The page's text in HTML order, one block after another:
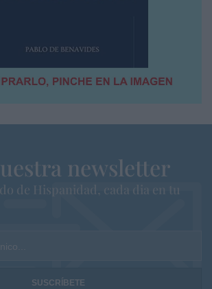
newsletter
de Hispanidad, cada dia en tu